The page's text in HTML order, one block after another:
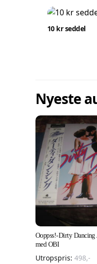
10 kr seddel
Nyeste
Ooppss!-Dirty Dancing
med OBI
Utropspris: 498,-